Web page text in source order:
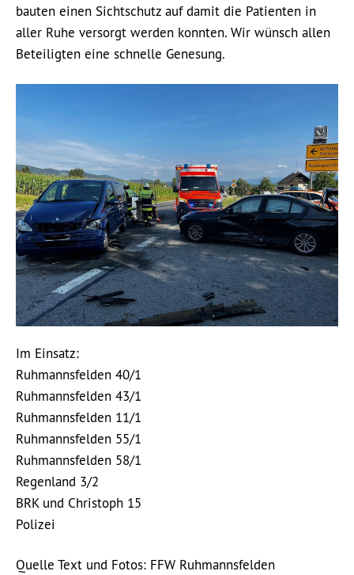
bauten einen Sichtschutz auf damit die Patienten in
aller Ruhe versorgt werden konnten. Wir wünsch allen
Beteiligten eine schnelle Genesung.
Im Einsatz:
Ruhmannsfelden 40/1
Ruhmannsfelden 43/1
Ruhmannsfelden 11/1
Ruhmannsfelden 55/1
Ruhmannsfelden 58/1
Regenland 3/2
BRK und Christoph 15
Polizei
Quelle Text und Fotos: FFW Ruhmannsfelden